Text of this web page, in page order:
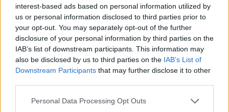
interest-based ads based on personal information utilized by
us or personal information disclosed to third parties prior to
your opt-out. You may separately opt-out of the further
disclosure of your personal information by third parties on the
IAB’s list of downstream participants. This information may
also be disclosed by us to third parties on the IAB’s List of
Downstream Participants that may further disclose it to other
Please note that this website/app uses one or more Google
Personal Data Processing Opt Outs
Ανταποκρινόμενη άμεσα στην παρούσα
ανθρωπιστική κρίση και στην έκκληση (Flash
Appeal) του Γενικού Γραμματέα των
Ηνωμένων Εθνών, η Ελλάδα ολοκληρώνει
έναν πρώτο κύκλο ανθρωπιστικής και
αναπτυξιακής αρωγής, μέσω της Hellenic Aid
του Υπουργείου Εξωτερικών.